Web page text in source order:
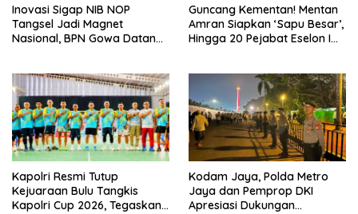
Inovasi Sigap NIB NOP
Tangsel Jadi Magnet
Nasional, BPN Gowa Datang
Guncang Kementan! Mentan
Amran Siapkan ‘Sapu Besar’,
Hingga 20 Pejabat Eselon I
Kapolri Resmi Tutup
Kejuaraan Bulu Tangkis
Kapolri Cup 2026, Tegaskan
Kodam Jaya, Polda Metro
Jaya dan Pemprop DKI
Apresiasi Dukungan